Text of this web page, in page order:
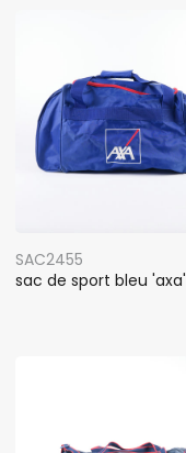
SAC2455
sac de sport bleu 'axa'